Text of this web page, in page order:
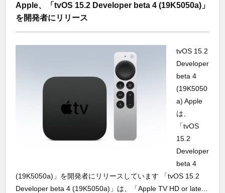
Apple、「tvOS 15.2 Developer beta 4 (19K5050a)」
を開発者にリリース
tvOS 15.2
Developer
beta 4
(19K5050
a) Apple
は、
「tvOS
15.2
Developer
beta 4
(19K5050a)」を開発者にリリースしています 「tvOS 15.2
Developer beta 4 (19K5050a)」は、「Apple TV HD or late...